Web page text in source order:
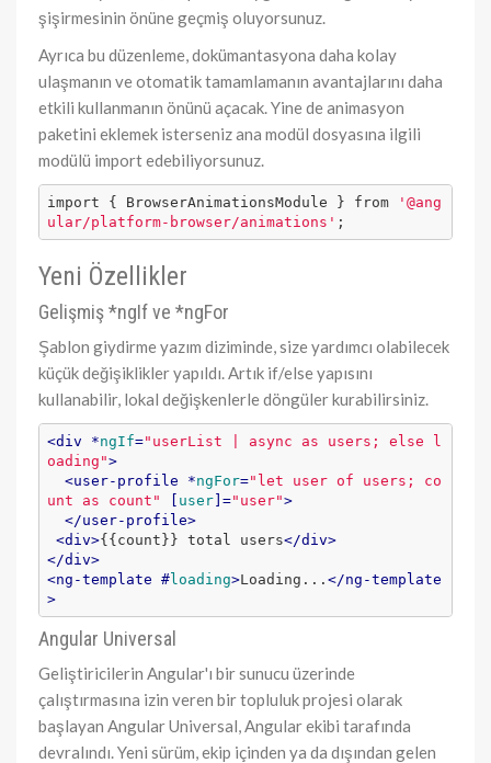
şişirmesinin önüne geçmiş oluyorsunuz.
Ayrıca bu düzenleme, dokümantasyona daha kolay
ulaşmanın ve otomatik tamamlamanın avantajlarını daha
etkili kullanmanın önünü açacak. Yine de animasyon
paketini eklemek isterseniz ana modül dosyasına ilgili
modülü import edebiliyorsunuz.
import { BrowserAnimationsModule } from
'@ang
ular/platform-browser/animations' ;
Yeni Özellikler
Gelişmiş *ngIf ve *ngFor
Şablon giydirme yazım diziminde, size yardımcı olabilecek
küçük değişiklikler yapıldı. Artık if/else yapısını
kullanabilir, lokal değişkenlerle döngüler kurabilirsiniz.
<div *ngIf="userList | async as users; else l
oading">
<user-profile *ngFor="let user of users; co
unt as count" [ user]="user">
</user-profile>
<div>{{count}} total users</div>
</div>
<ng-template #loading>Loading... </ng-template
>
Angular Universal
Geliştiricilerin Angular'ı bir sunucu üzerinde
çalıştırmasına izin veren bir topluluk projesi olarak
başlayan Angular Universal, Angular ekibi tarafında
devralındı. Yeni sürüm, ekip içinden ya da dışından gelen